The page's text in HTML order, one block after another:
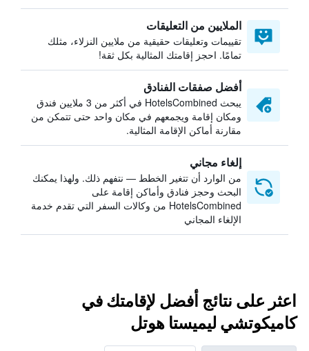
الملايين من التعليقات
تقييمات وتعليقات حقيقية من ملايين النزلاء، مثلك
تمامًا. احجز إقامتك المثالية بكل ثقة!
أفضل صفقات الفنادق
يبحث HotelsCombined في أكثر من 3 ملايين فندق
ومكان إقامة ويجمعهم في مكان واحد حتى تتمكن من
مقارنة أماكن الإقامة المثالية.
إلغاء مجاني
من الوارد أن تتغير الخطط — نتفهم ذلك. ولهذا يمكنك
البحث وحجز فنادق وأماكن إقامة على
HotelsCombined من وكالات السفر التي تقدم خدمة
الإلغاء المجاني
اعثر على نتائج أفضل لإقامتك في
كاميكوتشي ليميستا هوتل